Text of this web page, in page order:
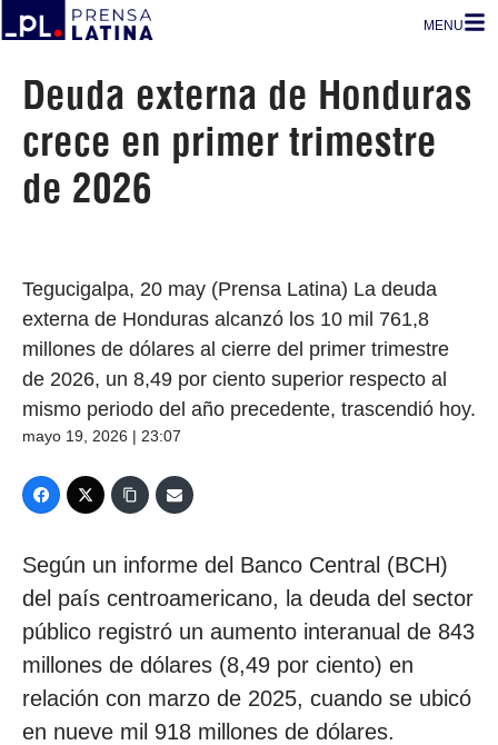
MENU
Deuda externa de Honduras
crece en primer trimestre
de 2026
Tegucigalpa, 20 may (Prensa Latina) La deuda
externa de Honduras alcanzó los 10 mil 761,8
millones de dólares al cierre del primer trimestre
de 2026, un 8,49 por ciento superior respecto al
mismo periodo del año precedente, trascendió hoy.
mayo 19, 2026 | 23:07
Según un informe del Banco Central (BCH)
del país centroamericano, la deuda del sector
público registró un aumento interanual de 843
millones de dólares (8,49 por ciento) en
relación con marzo de 2025, cuando se ubicó
en nueve mil 918 millones de dólares.